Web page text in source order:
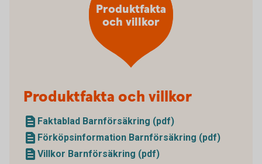
Produktfakta och villkor
Faktablad Barnförsäkring (pdf)
Förköpsinformation Barnförsäkring (pdf)
Villkor Barnförsäkring (pdf)
Produktfakta
och villkor